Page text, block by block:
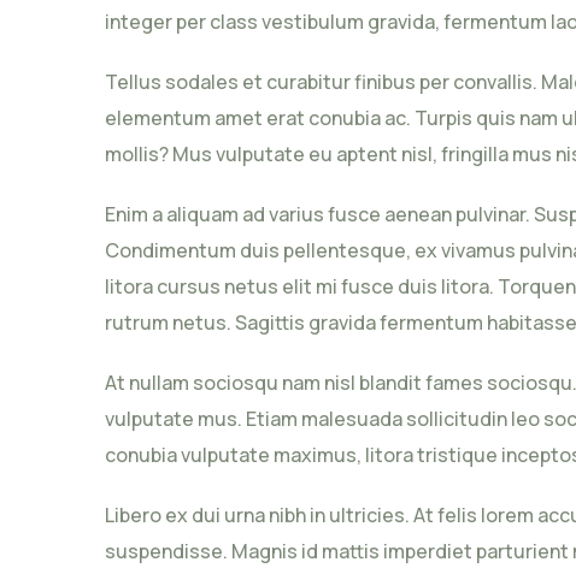
integer per class vestibulum gravida, fermentum
Tellus sodales et curabitur finibus per convallis.
elementum amet erat conubia ac. Turpis quis
mollis? Mus vulputate eu aptent nisl, fringilla mus
Enim a aliquam ad varius fusce aenean pulvinar.
Condimentum duis pellentesque, ex vivamus
litora cursus netus elit mi fusce duis litora.
rutrum netus. Sagittis gravida fermentum
At nullam sociosqu nam nisl blandit fames
vulputate mus. Etiam malesuada sollicitudin leo
conubia vulputate maximus, litora tristique
Libero ex dui urna nibh in ultricies. At felis lorem
suspendisse. Magnis id mattis imperdiet